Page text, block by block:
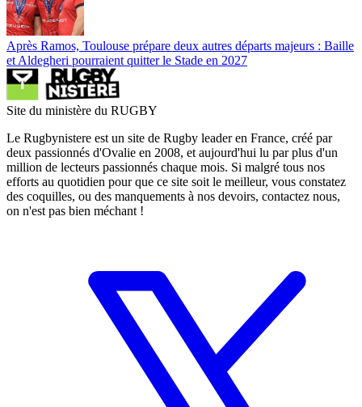
Après Ramos, Toulouse prépare deux autres départs majeurs : Baille
et Aldegheri pourraient quitter le Stade en 2027
Site du ministère du RUGBY
Le Rugbynistere est un site de Rugby leader en France, créé par
deux passionnés d'Ovalie en 2008, et aujourd'hui lu par plus d'un
million de lecteurs passionnés chaque mois. Si malgré tous nos
efforts au quotidien pour que ce site soit le meilleur, vous constatez
des coquilles, ou des manquements à nos devoirs, contactez nous,
on n'est pas bien méchant !